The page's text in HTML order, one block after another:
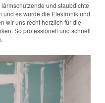
und staubdichte
und es wurde die Elektronik und
wir uns recht herzlich für die
So professionell und schnell